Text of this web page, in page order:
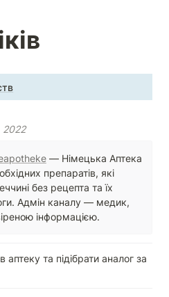
2022
— Німецька Аптека
препаратів, які
без рецепта та їх
Адмін каналу — медик,
інформацією.
та підібрати аналог за